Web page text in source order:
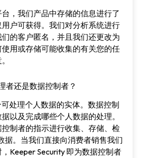
，我们产品中存储的信息进行了
户可获得。我们对分析系统进行
的客户匿名，并且我们还更改为
用或存储可能收集的有关您的任
者还是数据控制者？
处理个人数据的实体。数据控制
以及完成哪些个人数据的处理。
制者的指示进行收集、存储、检
据。当我们直接向消费者销售我们
Keeper Security 即为数据控制者